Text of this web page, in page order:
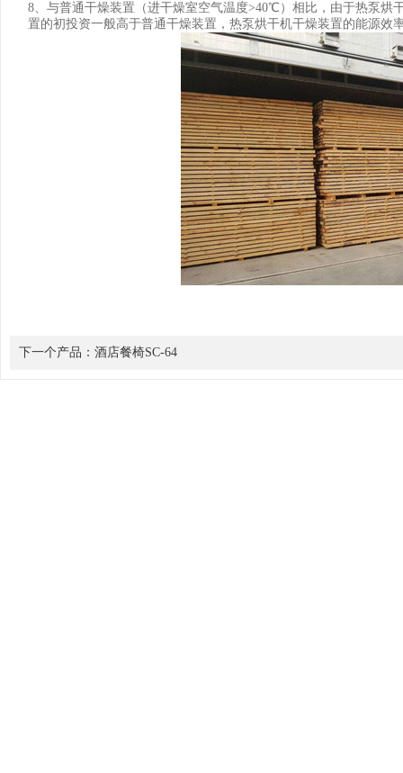
8、与普通干燥装置（进干燥室空气温度>40℃）相比，由于热泵烘
置的初投资一般高于普通干燥装置，热泵烘干机干燥装置的能源效
下一个产品： 酒店餐椅SC-64